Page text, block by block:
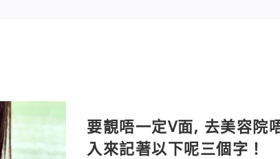
要靚唔一定V面, 去美容院
入來記著以下呢三個字！